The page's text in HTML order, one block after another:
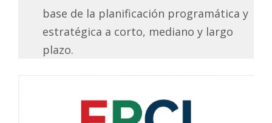
base de la planificación programática y
estratégica a corto, mediano y largo
plazo.